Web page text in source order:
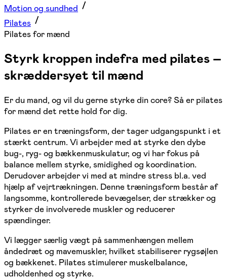
Motion og sundhed
Pilates
Pilates for mænd
Styrk kroppen indefra med pilates –
skræddersyet til mænd
Er du mand, og vil du gerne styrke din core? Så er pilates
for mænd det rette hold for dig.
Pilates er en træningsform, der tager udgangspunkt i et
stærkt centrum. Vi arbejder med at styrke den dybe
bug-, ryg- og bækkenmuskulatur, og vi har fokus på
balance mellem styrke, smidighed og koordination.
Derudover arbejder vi med at mindre stress bl.a. ved
hjælp af vejrtrækningen. Denne træningsform består af
langsomme, kontrollerede bevægelser, der strækker og
styrker de involverede muskler og reducerer
spændinger.
Vi lægger særlig vægt på sammenhængen mellem
åndedræt og mavemuskler, hvilket stabiliserer rygsøjlen
og bækkenet. Pilates stimulerer muskelbalance,
udholdenhed og styrke.